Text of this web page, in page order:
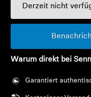
Soundbars
AMBEO entdecken
AMBEO Ersatzteile
Derzeit nicht
Warum direkt bei
Garantiert